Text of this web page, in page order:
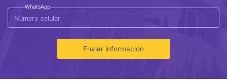
WhatsApp
Enviar información